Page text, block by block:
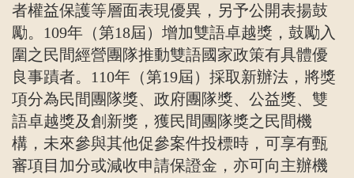
者權益保護等層面表現優異，另予公開表揚鼓
勵。 109年（第18屆）增加雙語卓越獎，鼓勵入
圍之民間經營團隊推動雙語國家政策有具體優
良事蹟者。 110年（第19屆）採取新辦法，將獎
項分為民間團隊獎、政府團隊獎、公益獎、雙
語卓越獎及創新獎，獲民間團隊獎之民間機
構，未來參與其他促參案件投標時，可享有甄
審項目加分或減收申請保證金，亦可向主辦機